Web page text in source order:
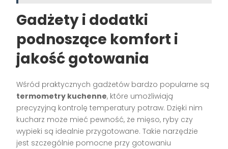
Gadżety i dodatki
podnoszące komfort i
jakość gotowania
Wśród praktycznych gadżetów bardzo popularne są
termometry kuchenne, które umożliwiają
precyzyjną kontrolę temperatury potraw. Dzięki nim
kucharz może mieć pewność, że mięso, ryby czy
wypieki są idealnie przygotowane. Takie narzędzie
jest szczególnie pomocne przy gotowaniu